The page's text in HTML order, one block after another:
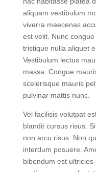
vel. Quisque egestas
hac habitasse platea
aliquam vestibulum
viverra maecenas
est velit. Nunc congue
tristique nulla aliquet
Vestibulum lectus
massa. Congue
scelerisque mauris
pulvinar mattis nunc.
Vel facilisis volutpat
blandit cursus risus.
non arcu risus. Non
interdum posuere.